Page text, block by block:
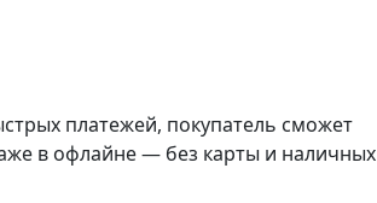
платежей, покупатель сможет
в офлайне — без карты и наличных